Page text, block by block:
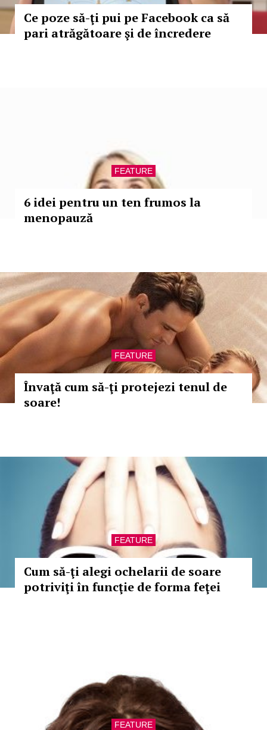
Ce poze să-ţi pui pe Facebook ca să
pari atrăgătoare şi de încredere
FEATURE
6 idei pentru un ten frumos la
menopauză
FEATURE
Învaţă cum să-ţi protejezi tenul de
soare!
FEATURE
Cum să-ţi alegi ochelarii de soare
potriviţi în funcţie de forma feţei
FEATURE